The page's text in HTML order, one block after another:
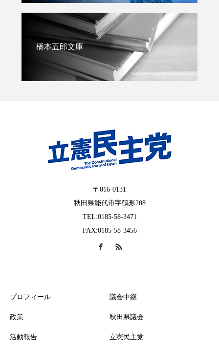
橋本五郎文庫
〒016-0131
秋田県能代市字鶴形208
TEL:0185-58-3471
FAX:0185-58-3456
プロフィール
政策
活動報告
議会中継
秋田県議会
立憲民主党